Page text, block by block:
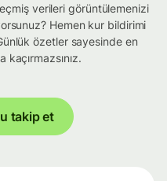
verileri görüntülemenizi
Hemen kur bildirimi
özetler sayesinde en
takip et